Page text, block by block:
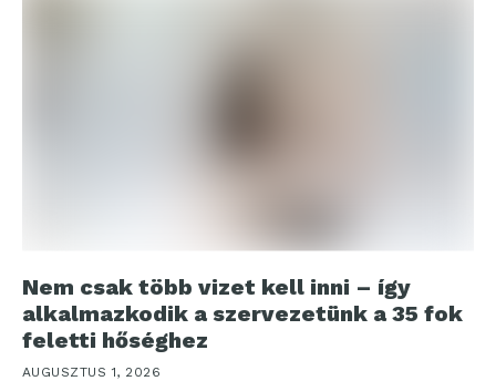
Nem csak több vizet kell inni – így
alkalmazkodik a szervezetünk a 35 fok
feletti hőséghez
AUGUSZTUS 1, 2026